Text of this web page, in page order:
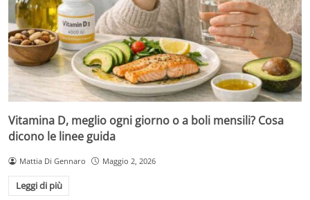
Vitamina D, meglio ogni giorno o a boli mensili? Cosa
dicono le linee guida
Mattia Di Gennaro Maggio 2, 2026
Leggi di più